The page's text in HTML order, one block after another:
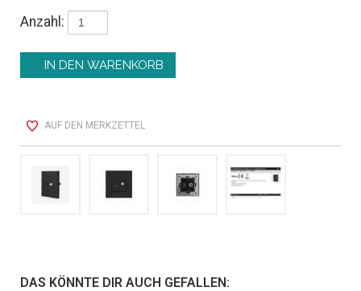
Anzahl:
AUF DEN MERKZETTEL
DAS KÖNNTE DIR AUCH GEFALLEN: